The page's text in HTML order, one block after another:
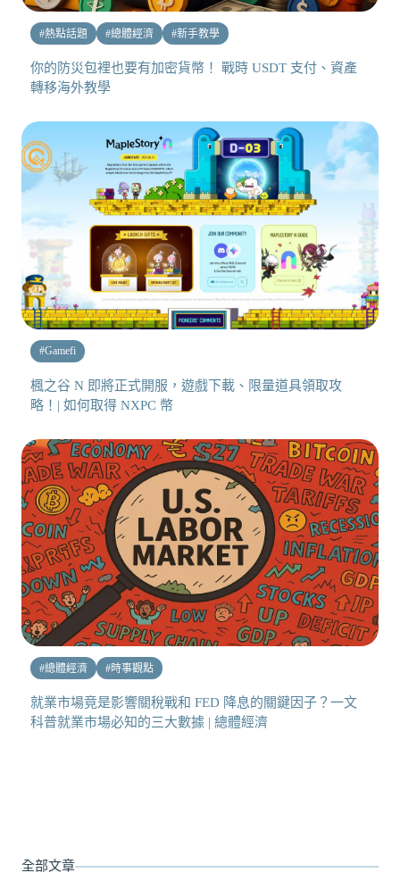
#熱點話題 #總體經濟 #新手教學
你的防災包裡也要有加密貨幣！ 戰時 USDT 支付、資產
轉移海外教學
#Gamefi
楓之谷 N 即將正式開服，遊戲下載、限量道具領取攻
略！| 如何取得 NXPC 幣
#總體經濟 #時事觀點
就業市場竟是影響關稅戰和 FED 降息的關鍵因子？一文
科普就業市場必知的三大數據 | 總體經濟
全部文章